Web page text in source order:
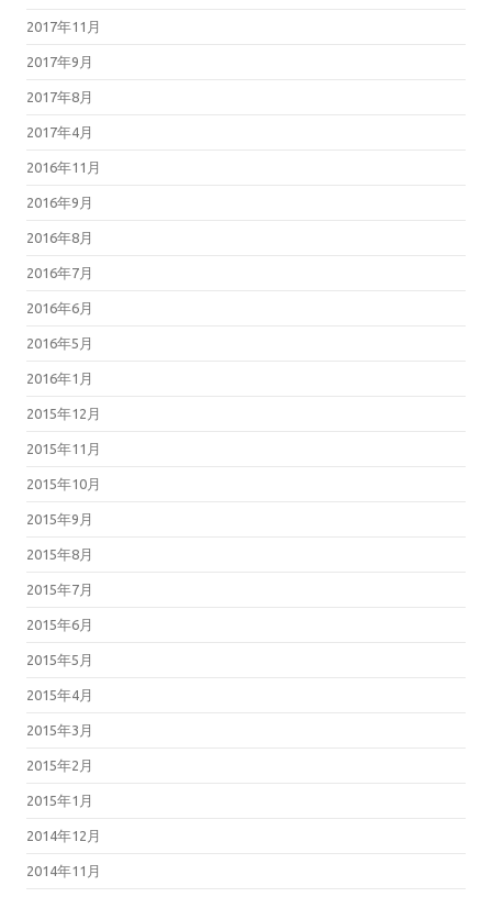
2017年11月
2017年9月
2017年8月
2017年4月
2016年11月
2016年9月
2016年8月
2016年7月
2016年6月
2016年5月
2016年1月
2015年12月
2015年11月
2015年10月
2015年9月
2015年8月
2015年7月
2015年6月
2015年5月
2015年4月
2015年3月
2015年2月
2015年1月
2014年12月
2014年11月